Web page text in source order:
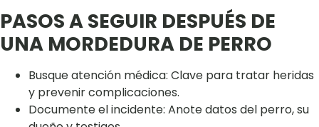
PASOS A SEGUIR DESPUÉS DE
UNA MORDEDURA DE PERRO
Busque atención médica: Clave para tratar heridas
y prevenir complicaciones.
Documente el incidente: Anote datos del perro, su